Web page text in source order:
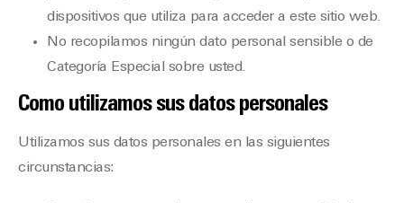
dispositivos que utiliza para acceder a este sitio web.
No recopilamos ningún dato personal sensible o de
Categoría Especial sobre usted.
Como utilizamos sus datos personales
Utilizamos sus datos personales en las siguientes
circunstancias: